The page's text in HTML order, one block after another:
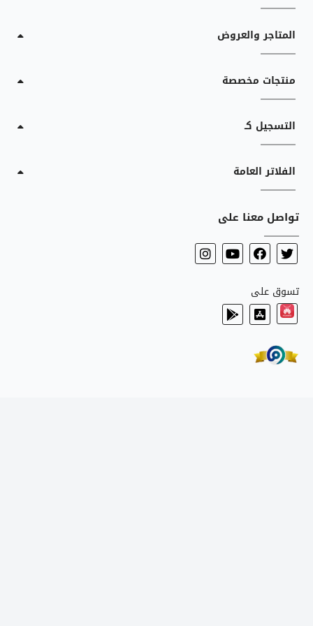
المتاجر والعروض
منتجات مخصصة
التسجيل كـ
الفلاتر العامة
تواصل معنا على
تسوق على